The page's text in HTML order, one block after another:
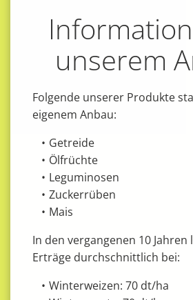
unserem
Folgende unserer Produkte
eigenem Anbau:
Getreide
Ölfrüchte
Leguminosen
Zuckerrüben
Mais
In den vergangenen 10 Jahren
Erträge durchschnittlich bei:
Winterweizen: 70 dt/ha